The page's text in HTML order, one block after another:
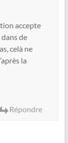
accepte
de
celà ne
la
Répondre